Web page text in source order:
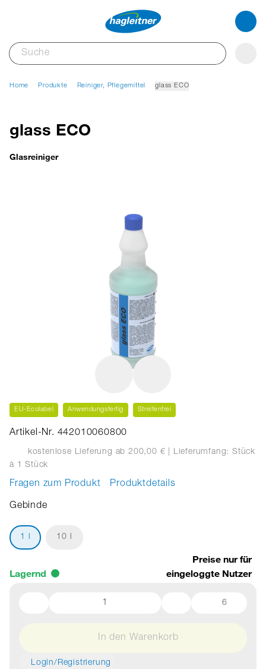
Home Produkte Reiniger, Pflegemittel glass ECO
glass ECO
Glasreiniger
EU-Ecolabel Anwendungsfertig Streifenfrei
Artikel-Nr. 442010060800
kostenlose Lieferung ab 200,00 € | Lieferumfang: Stück
à 1 Stück
Fragen zum Produkt Produktdetails
Gebinde
1 l 10 l
Lagernd
Preise nur für
eingeloggte Nutzer
6
In den Warenkorb
Login/Registrierung